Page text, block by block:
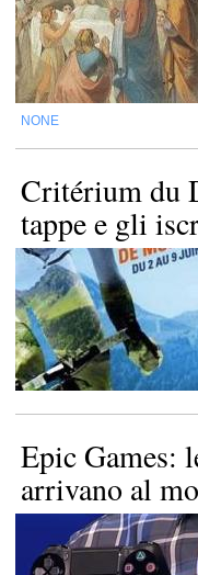
NONE
Critérium du
tappe e gli
Epic Games:
arrivano al